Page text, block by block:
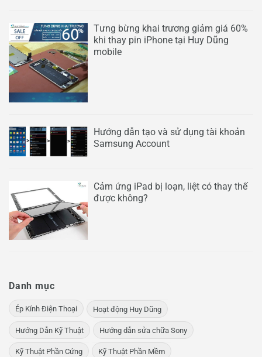
Tưng bừng khai trương giảm giá 60%
khi thay pin iPhone tại Huy Dũng
mobile
Hướng dẫn tạo và sử dụng tài khoản
Samsung Account
Cảm ứng iPad bị loạn, liệt có thay thế
được không?
Danh mục
Ép Kính Điện Thoại Hoạt động Huy Dũng
Hướng Dẫn Kỹ Thuật Hướng dẫn sửa chữa Sony
Kỹ Thuật Phần Cứng Kỹ Thuật Phần Mềm